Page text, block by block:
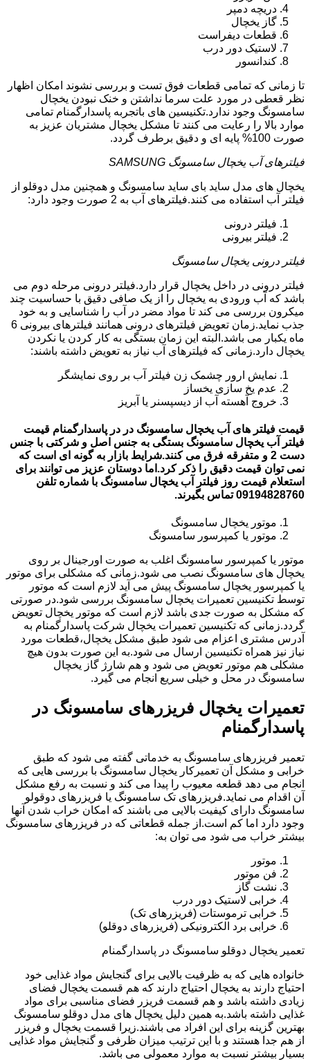
دریچه دمپر
گاز یخچال
قطعات دیفراست
لاستیک دور درب
کندانسور
تا زمانی که تمامی قطعات فوق تست و بررسی نشوند امکان اظهار
نظر قعطی در مورد علت سرما نداشتن و خنک نبودن یخچال
سامسونگ وجود ندارد.تکنیسین های باتجربه پاسدارگمنام تمامی
موارد بالا را رعایت می کنند تا مشکل یخچال مشتریان عزیز به
صورت 100% پایه ای و دقیق برطرف گردد.
فیلترهای آب یخچال سامسونگ SAMSUNG
یخچال های مدل ساید بای ساید سامسونگ و همچنین مدل دوقلو از
فیلتر آب استفاده می کنند.فیلترهای آب به 2 صورت وجود دارد:
فیلتر درونی
فیلتر بیرونی
فیلتر درونی یخچال سامسونگ
فیلتر درونی در داخل یخچال قرار دارد.فیلتر درونی مرحله دوم می
باشد که آب ورودی به یخچال را از یک صافی دقیق با حساسیت چند
میکرون بررسی می کند تا مواد مضر در آب را شناسایی و به خود
جذب نماید.زمان تعویض فیلترهای درونی همانند فیلترهای بیرونی 6
ماه یکبار می باشد.البته این زمان بستگی به کار کردن یا نکردن
یخچال دارد.زمانی که فیلترهای آب نیاز به تعویض داشته باشند:
نمایش ارور چشمک زن فیلتر آب بر روی نمایشگر
عدم یخ سازی یخساز
خروج آهسته آب از دیسپسنر یا آبریز
قیمت فیلتر های آب یخچال سامسونگ در در پاسدارگمنام قیمت
فیلتر آب یخچال سامسونگ بستگی به جنس اصل و شرکتی با جنس
دست 2 و متفرقه فرق می کنند.شرایط بازار به گونه ای است که
نمی توان قیمت دقیق را ذکر کرد.اما دوستان عزیز می توانند برای
استعلام قیمت روز فیلتر آب یخچال سامسونگ با شماره تلفن
09194828760 تماس بگیرند.
موتور یخچال سامسونگ
موتور یا کمپرسور سامسونگ
موتور یا کمپرسور سامسونگ اغلب به صورت اورجینال بر روی
یخچال های سامسونگ نصب می شود.زمانی که مشکلی برای موتور
یا کمپرسور یخچال سامسونگ پیش می آید لازم است که موتور
توسط تکنیسین تعمیرات یخچال سامسونگ بررسی شود.در صورتی
که مشکل به صورت جدی باشد لازم است که موتور یخچال تعویض
گردد.زمانی که تکنیسین تعمیرات یخچال شرکت پاسدارگمنام به
آدرس مشتری اعزام می شود طبق مشکل یخچال،قطعات مورد
نیاز نیز همراه تکنیسین ارسال می شود.به این صورت بدون هیچ
مشکلی هم موتور تعویض می شود و هم شارژ گاز یخچال
سامسونگ در محل و خیلی سریع انجام می گیرد.
تعمیرات یخچال فریزرهای سامسونگ در
پاسدارگمنام
تعمیر فریزرهای سامسونگ به خدماتی گفته می شود که طبق
خرابی و مشکل آن تعمیرکار یخچال سامسونگ با بررسی هایی که
انجام می دهد قطعه معیوب را پیدا می کند و نسبت به رفع مشکل
آن اقدام می نماید.فریزرهای تک سامسونگ یا فریزرهای دوقولو
سامسونگ دارای کیفیت بالایی می باشند که امکان خراب شدن آنها
وجود دارد اما کم است.از جمله قطعاتی که در فریزرهای سامسونگ
بیشتر خراب می شود می توان به:
موتور
فن موتور
نشت گاز
خرابی لاستیک دور درب
خرابی ترموستات (فریزرهای تک)
خرابی برد الکترونیکی (فریزرهای دوقلو)
تعمیر یخچال دوقلو سامسونگ در پاسدارگمنام
خانواده هایی که به ظرفیت بالایی برای گنجایش مواد غذایی خود
احتیاج دارند به یخچال احتیاج دارند که هم قسمت یخچال فضای
زیادی داشته باشد و هم قسمت فریزر فضای مناسبی برای مواد
غذایی داشته باشد.به همین دلیل یخچال های مدل دوقلو سامسونگ
بهترین گزینه برای این افراد می باشند.زیرا قسمت یخچال و فریزر
از هم جدا هستند و با این ترتیب میزان ظرفی و گنجایش مواد غذایی
بسیار بیشتر نسبت به موارد معمولی می باشد.